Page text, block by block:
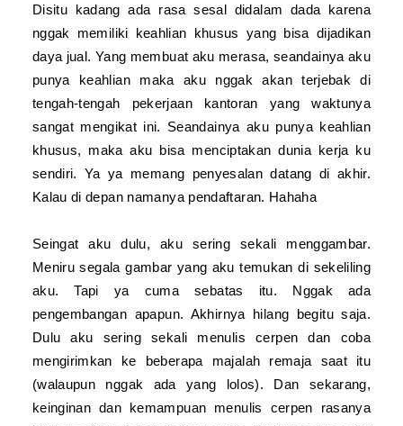
Disitu kadang ada rasa sesal didalam dada karena
nggak memiliki keahlian khusus yang bisa dijadikan
daya jual. Yang membuat aku merasa, seandainya aku
punya keahlian maka aku nggak akan terjebak di
tengah-tengah pekerjaan kantoran yang waktunya
sangat mengikat ini. Seandainya aku punya keahlian
khusus, maka aku bisa menciptakan dunia kerja ku
sendiri. Ya ya memang penyesalan datang di akhir.
Kalau di depan namanya pendaftaran. Hahaha
Seingat aku dulu, aku sering sekali menggambar.
Meniru segala gambar yang aku temukan di sekeliling
aku. Tapi ya cuma sebatas itu. Nggak ada
pengembangan apapun. Akhirnya hilang begitu saja.
Dulu aku sering sekali menulis cerpen dan coba
mengirimkan ke beberapa majalah remaja saat itu
(walaupun nggak ada yang lolos). Dan sekarang,
keinginan dan kemampuan menulis cerpen rasanya